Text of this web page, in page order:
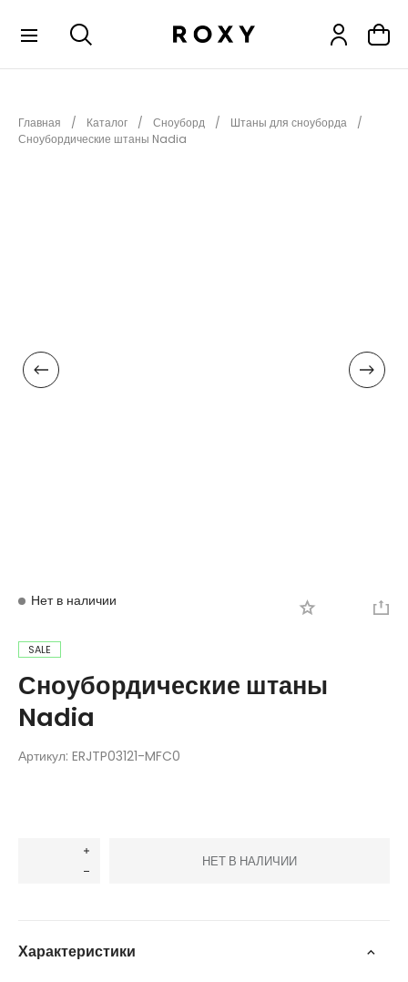
НОВИНКИ
АКСЕССУАРЫ
Главная Каталог Сноуборд
Штаны для сноуборда
Сноубордические штаны Nadia
Нет в наличии
SALE
Сноубордические штаны
Nadia
Артикул: ERJTP03121-MFC0
НЕТ В НАЛИЧИИ
Характеристики